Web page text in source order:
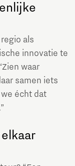
als
innovatie te
waar
samen iets
écht dat